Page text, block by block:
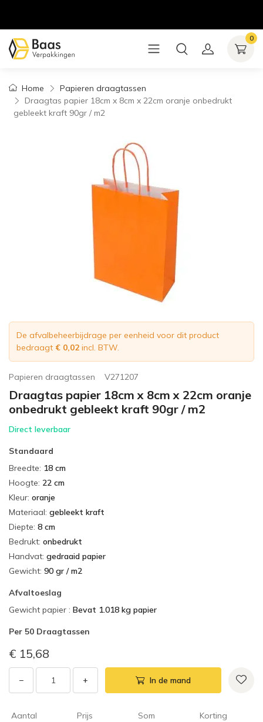
0
Home
Papieren draagtassen
Draagtas papier 18cm x 8cm x 22cm oranje onbedrukt
gebleekt kraft 90gr / m2
De afvalbeheerbijdrage per eenheid voor dit product
bedraagt € 0,02 incl. BTW.
Papieren draagtassen V271207
Draagtas papier 18cm x 8cm x 22cm oranje
onbedrukt gebleekt kraft 90gr / m2
Direct leverbaar
Standaard
Breedte: 18 cm
Hoogte: 22 cm
Kleur: oranje
Materiaal: gebleekt kraft
Diepte: 8 cm
Bedrukt: onbedrukt
Handvat: gedraaid papier
Gewicht: 90 gr / m2
Afvaltoeslag
Gewicht papier : Bevat 1.018 kg papier
Per 50 Draagtassen
€ 15,68
− + In de mand
Aantal Prijs Som Korting